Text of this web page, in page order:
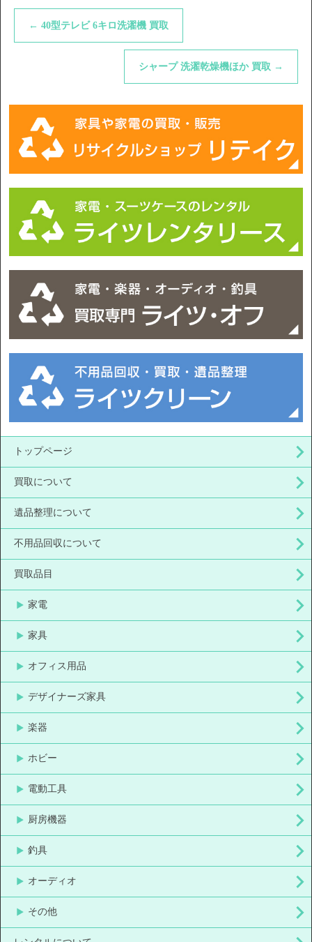
← 40型テレビ 6キロ洗濯機 買取
シャープ 洗濯乾燥機ほか 買取 →
トップページ
買取について
遺品整理について
不用品回収について
買取品目
家電
家具
オフィス用品
デザイナーズ家具
楽器
ホビー
電動工具
厨房機器
釣具
オーディオ
その他